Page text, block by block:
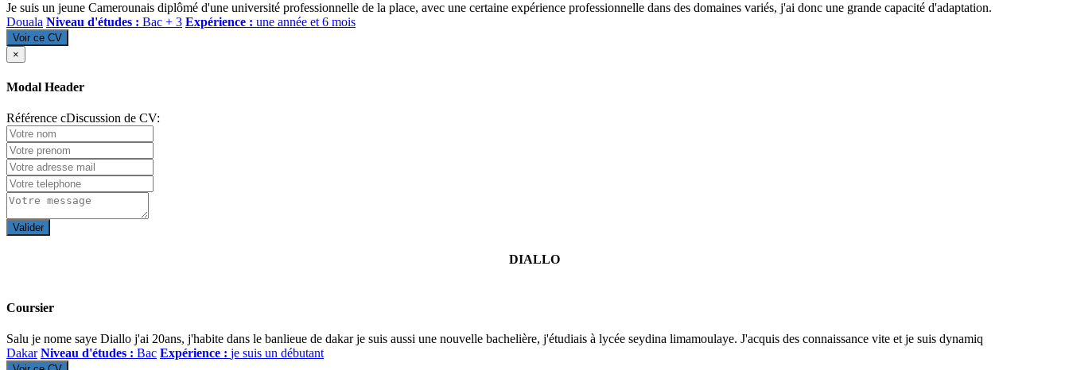
Je suis un jeune Camerounais diplômé d'une université professionnelle de la place, avec une certaine expérience professionnelle dans des domaines variés, j'ai donc une grande capacité d'adaptation.
Douala Niveau d'études : Bac + 3 Expérience : une année et 6 mois
Voir ce CV
×
Modal Header
Référence cDiscussion de CV:
Valider
DIALLO
Coursier
Salu je nome saye Diallo j'ai 20ans, j'habite dans le banlieue de dakar je suis aussi une nouvelle bachelière, j'étudiais à lycée seydina limamoulaye. J'acquis des connaissance vite et je suis dynamiq
Dakar Niveau d'études : Bac Expérience : je suis un débutant